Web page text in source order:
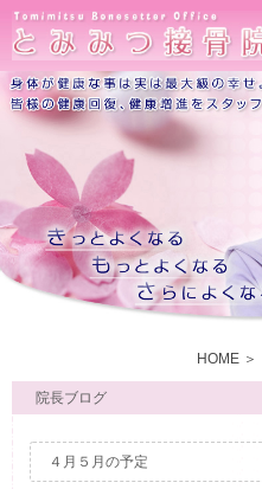
HOME
院長ブログ
４月５月の予定